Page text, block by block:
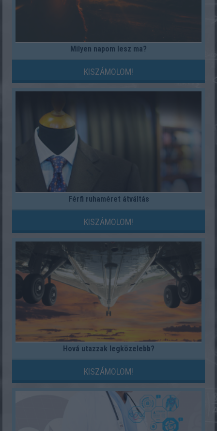
Milyen napom lesz ma?
KISZÁMOLOM!
Férfi ruhaméret átváltás
KISZÁMOLOM!
Hová utazzak legközelebb?
KISZÁMOLOM!